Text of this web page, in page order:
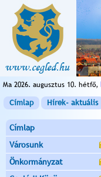
Ma 2026. augusztus 10. hétfő,
Címlap Hírek- aktuális
Címlap
Városunk
Önkormányzat